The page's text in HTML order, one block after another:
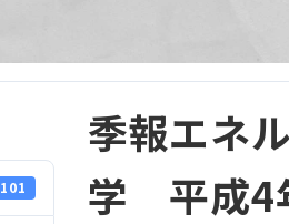
101
季報エネ
学 平成4